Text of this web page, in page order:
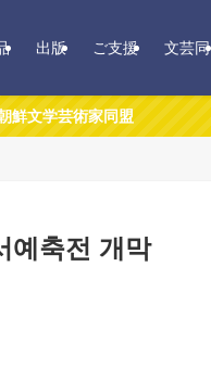
出版 ご支援 文芸同
術家同盟
예축전 개막